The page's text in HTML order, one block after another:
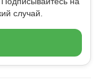
случай.